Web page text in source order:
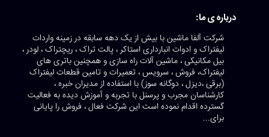
درباره ی ما:
شرکت آلفا ماشین با بیش از یک دهه سابقه در زمینه واردات
لیفتراک و ادوات انبارداری استاکر ، پالت تراک ، ریچتراک ، لودر ،
بیل مکانیکی ، ماشین آلات راه سازی و همچنین باتری های
لیفتراک، فروش ، سرویس ، تعمیرات و تامین قطعات لیفتراک
(برقی ،دیزل ، دوگانه سوز) با استفاده از مدیران خبره ،
کارشناسان مجرب و پرسنل با تجربه و آموزش دیده به فعالیت
گسترده اقدام نموده است این شرکت فعال ، فروش را پایانی
برای...